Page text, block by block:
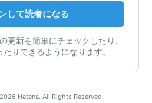
して読者になる
更新を簡単にチェックしたり、
りできるようになります。
Hatena. All Rights Reserved.